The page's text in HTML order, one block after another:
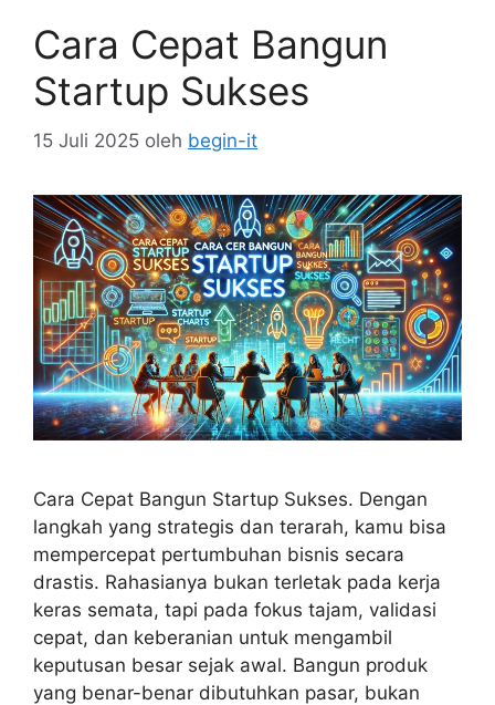
Cara Cepat Bangun
Startup Sukses
15 Juli 2025 oleh begin-it
Cara Cepat Bangun Startup Sukses. Dengan
langkah yang strategis dan terarah, kamu bisa
mempercepat pertumbuhan bisnis secara
drastis. Rahasianya bukan terletak pada kerja
keras semata, tapi pada fokus tajam, validasi
cepat, dan keberanian untuk mengambil
keputusan besar sejak awal. Bangun produk
yang benar-benar dibutuhkan pasar, bukan